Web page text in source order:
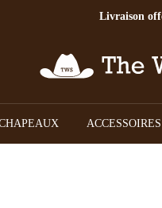
Livraison
ACCESSOIRES